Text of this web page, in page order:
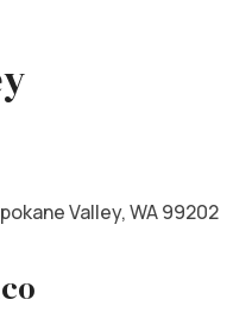
Valley, WA 99202